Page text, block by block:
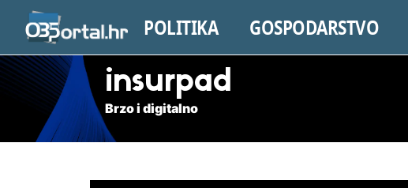
POLITIKA GOSPODARSTVO
insurpad
Brzo i digitalno